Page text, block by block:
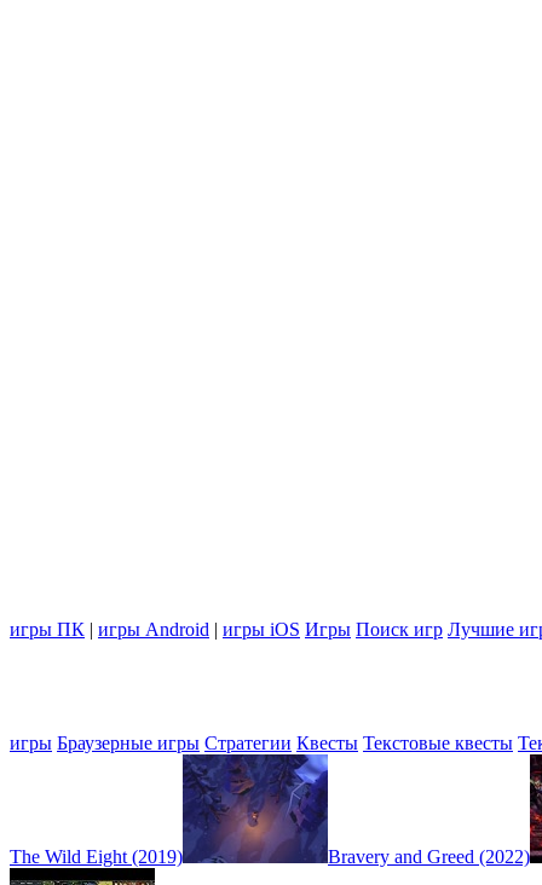
игры ПК | игры Android | игры iOS Игры Поиск игр Лучшие
игры Браузерные игры Стратегии Квесты Текстовые квесты
The Wild Eight (2019) Bravery and Greed (2022)